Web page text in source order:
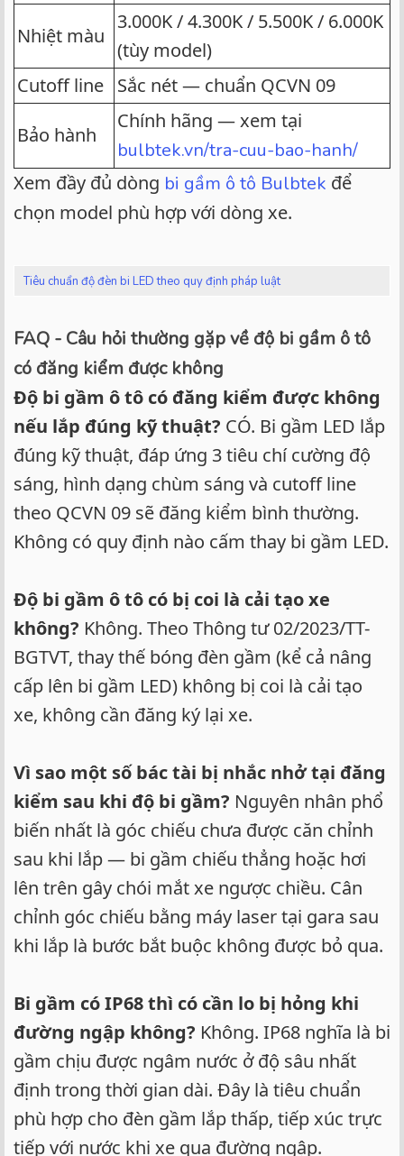
Nhiệt màu
3.000K / 4.300K / 5.500K / 6.000K
(tùy model)
Cutoff line Sắc nét — chuẩn QCVN 09
Bảo hành
Chính hãng — xem tại
bulbtek.vn/tra-cuu-bao-hanh/
Xem đầy đủ dòng bi gầm ô tô Bulbtek để
chọn model phù hợp với dòng xe.
Tiêu chuẩn độ đèn bi LED theo quy định pháp luật
FAQ - Câu hỏi thường gặp về độ bi gầm ô tô
có đăng kiểm được không
Độ bi gầm ô tô có đăng kiểm được không
nếu lắp đúng kỹ thuật? CÓ. Bi gầm LED lắp
đúng kỹ thuật, đáp ứng 3 tiêu chí cường độ
sáng, hình dạng chùm sáng và cutoff line
theo QCVN 09 sẽ đăng kiểm bình thường.
Không có quy định nào cấm thay bi gầm LED.
Độ bi gầm ô tô có bị coi là cải tạo xe
không? Không. Theo Thông tư 02/2023/TT-
BGTVT, thay thế bóng đèn gầm (kể cả nâng
cấp lên bi gầm LED) không bị coi là cải tạo
xe, không cần đăng ký lại xe.
Vì sao một số bác tài bị nhắc nhở tại đăng
kiểm sau khi độ bi gầm? Nguyên nhân phổ
biến nhất là góc chiếu chưa được căn chỉnh
sau khi lắp — bi gầm chiếu thẳng hoặc hơi
lên trên gây chói mắt xe ngược chiều. Cân
chỉnh góc chiếu bằng máy laser tại gara sau
khi lắp là bước bắt buộc không được bỏ qua.
Bi gầm có IP68 thì có cần lo bị hỏng khi
đường ngập không? Không. IP68 nghĩa là bi
gầm chịu được ngâm nước ở độ sâu nhất
định trong thời gian dài. Đây là tiêu chuẩn
phù hợp cho đèn gầm lắp thấp, tiếp xúc trực
tiếp với nước khi xe qua đường ngập.